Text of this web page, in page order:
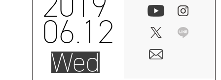
06.12
Wed